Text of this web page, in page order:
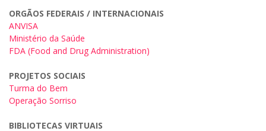
ORGÃOS FEDERAIS / INTERNACIONAIS
ANVISA
Ministério da Saúde
FDA (Food and Drug Administration)
PROJETOS SOCIAIS
Turma do Bem
Operação Sorriso
BIBLIOTECAS VIRTUAIS